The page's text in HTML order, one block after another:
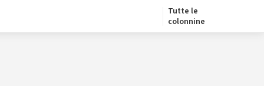
Tutte le
colonnine